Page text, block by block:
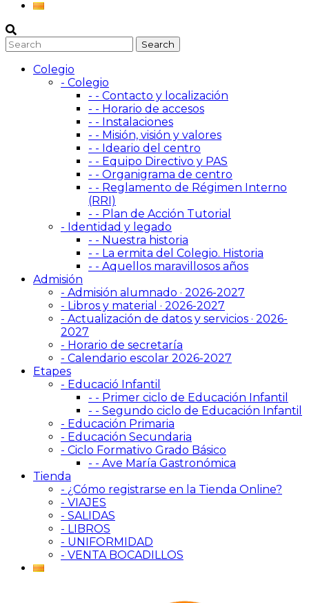
Colegio
- Colegio
- - Contacto y localización
- - Horario de accesos
- - Instalaciones
- - Misión, visión y valores
- - Ideario del centro
- - Equipo Directivo y PAS
- - Organigrama de centro
- - Reglamento de Régimen Interno
(RRI)
- - Plan de Acción Tutorial
- Identidad y legado
- - Nuestra historia
- - La ermita del Colegio. Historia
- - Aquellos maravillosos años
Admisión
- Admisión alumnado · 2026-2027
- Libros y material · 2026-2027
- Actualización de datos y servicios · 2026-
2027
- Horario de secretaría
- Calendario escolar 2026-2027
Etapes
- Educació Infantil
- - Primer ciclo de Educación Infantil
- - Segundo ciclo de Educación Infantil
- Educación Primaria
- Educación Secundaria
- Ciclo Formativo Grado Básico
- - Ave María Gastronómica
Tienda
- ¿Cómo registrarse en la Tienda Online?
- VIAJES
- SALIDAS
- LIBROS
- UNIFORMIDAD
- VENTA BOCADILLOS